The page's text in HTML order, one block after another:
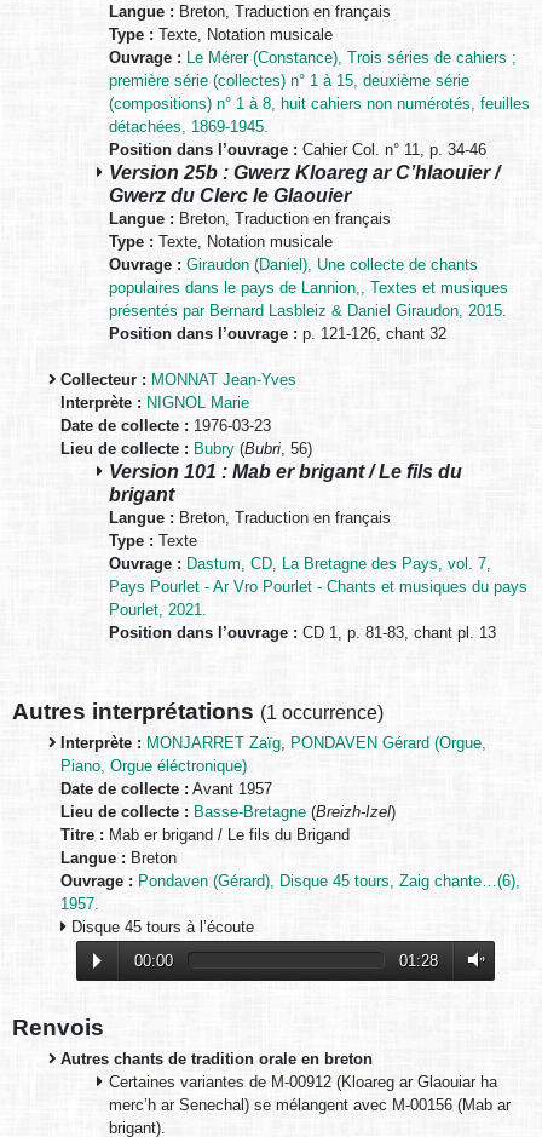
Langue : Breton, Traduction en français
Type : Texte, Notation musicale
Ouvrage : Le Mérer (Constance), Trois séries de cahiers ;
première série (collectes) n° 1 à 15, deuxième série
(compositions) n° 1 à 8, huit cahiers non numérotés, feuilles
détachées, 1869-1945.
Position dans l’ouvrage : Cahier Col. n° 11, p. 34-46
Version 25b : Gwerz Kloareg ar C’hlaouier /
Gwerz du Clerc le Glaouier
Langue : Breton, Traduction en français
Type : Texte, Notation musicale
Ouvrage : Giraudon (Daniel), Une collecte de chants
populaires dans le pays de Lannion,, Textes et musiques
présentés par Bernard Lasbleiz & Daniel Giraudon, 2015.
Position dans l’ouvrage : p. 121-126, chant 32
Collecteur : MONNAT Jean-Yves
Interprète : NIGNOL Marie
Date de collecte : 1976-03-23
Lieu de collecte : Bubry (Bubri, 56)
Version 101 : Mab er brigant / Le fils du
brigant
Langue : Breton, Traduction en français
Type : Texte
Ouvrage : Dastum, CD, La Bretagne des Pays, vol. 7,
Pays Pourlet - Ar Vro Pourlet - Chants et musiques du pays
Pourlet, 2021.
Position dans l’ouvrage : CD 1, p. 81-83, chant pl. 13
Autres interprétations (1 occurrence)
Interprète : MONJARRET Zaïg, PONDAVEN Gérard (Orgue,
Piano, Orgue éléctronique)
Date de collecte : Avant 1957
Lieu de collecte : Basse-Bretagne (Breizh-Izel)
Titre : Mab er brigand / Le fils du Brigand
Langue : Breton
Ouvrage : Pondaven (Gérard), Disque 45 tours, Zaig chante…(6),
1957.
Disque 45 tours à l’écoute
00:00
01:28
Renvois
Autres chants de tradition orale en breton
Certaines variantes de M-00912 (Kloareg ar Glaouiar ha
merc’h ar Senechal) se mélangent avec M-00156 (Mab ar
brigant).